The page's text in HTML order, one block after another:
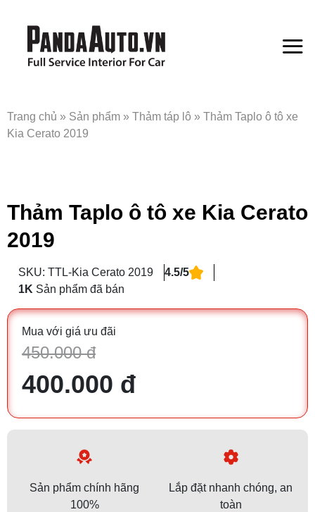
Trang chủ » Sản phẩm » Thảm táp lô » Thảm Taplo ô tô xe
Kia Cerato 2019
Thảm Taplo ô tô xe Kia Cerato
2019
SKU: TTL-Kia Cerato 2019
4.5/5
1K Sản phẩm đã bán
Mua với giá ưu đãi
450.000 đ
400.000 đ
Sản phẩm chính hãng
100%
Lắp đặt nhanh chóng, an
toàn